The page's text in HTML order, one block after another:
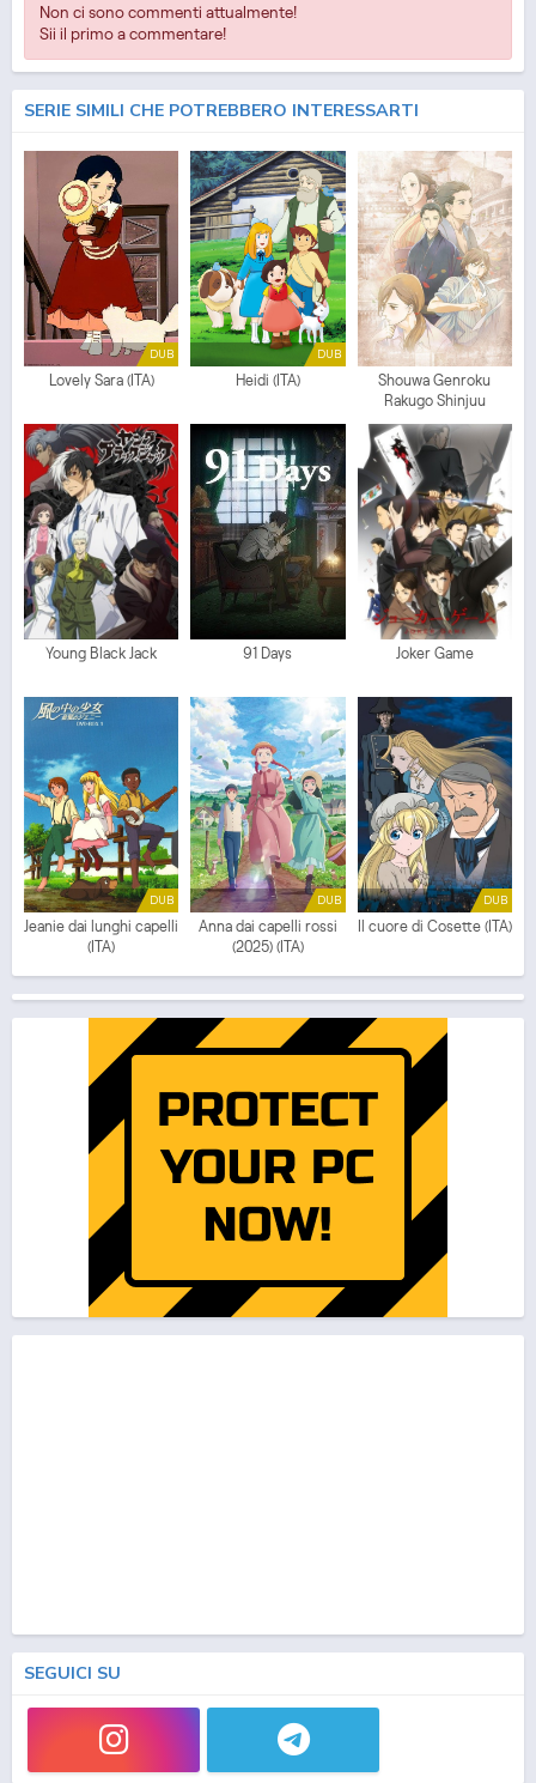
Non ci sono commenti attualmente!
Sii il primo a commentare!
SERIE SIMILI CHE POTREBBERO INTERESSARTI
DUB
Lovely Sara (ITA)
DUB
Heidi (ITA)
Shouwa Genroku
Rakugo Shinjuu
Young Black Jack 91 Days Joker Game
DUB
Jeanie dai lunghi capelli
(ITA)
DUB
Anna dai capelli rossi
(2025) (ITA)
DUB
Il cuore di Cosette (ITA)
SEGUICI SU